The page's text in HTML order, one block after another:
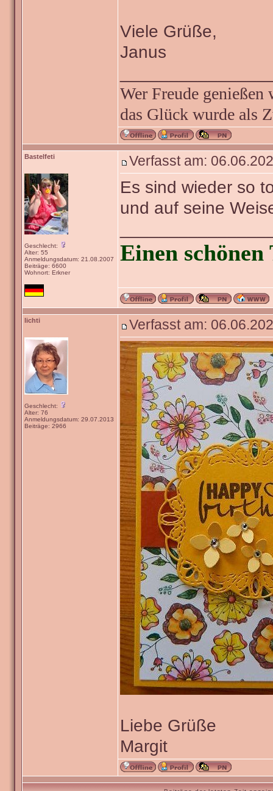
Viele Grüße,
Janus
Wer Freude
das Glück wurde als
Bastelfeti
Geschlecht:
Alter: 55
Anmeldungsdatum: 21.08.2007
Beiträge: 6600
Wohnort: Erkner
Verfasst am:
Es sind wieder so
und auf seine
Einen
lichti
Geschlecht:
Alter: 76
Anmeldungsdatum: 29.07.2013
Beiträge: 2966
Verfasst am:
Liebe Grüße
Margit